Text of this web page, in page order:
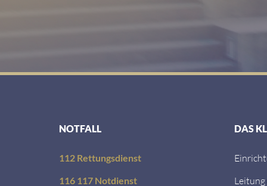
NOTFALL
112 Rettungsdienst
116 117 Notdienst
DAS